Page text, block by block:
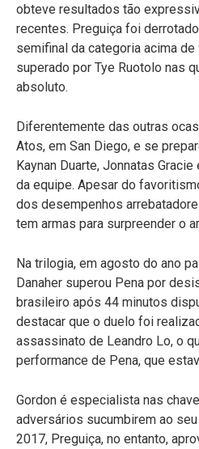
obteve resultados tão
recentes. Preguiça foi
semifinal da categoria acima
superado por Tye Ruotolo nas
absoluto.
Diferentemente das outras
Atos, em San Diego, e se
Kaynan Duarte, Jonnatas
da equipe. Apesar do
dos desempenhos
tem armas para surpreender o
Na trilogia, em agosto do ano
Danaher superou Pena por
brasileiro após 44 minutos
destacar que o duelo foi
assassinato de Leandro Lo, o
performance de Pena, que
Gordon é especialista nas
adversários sucumbirem ao
2017, Preguiça, no entanto,